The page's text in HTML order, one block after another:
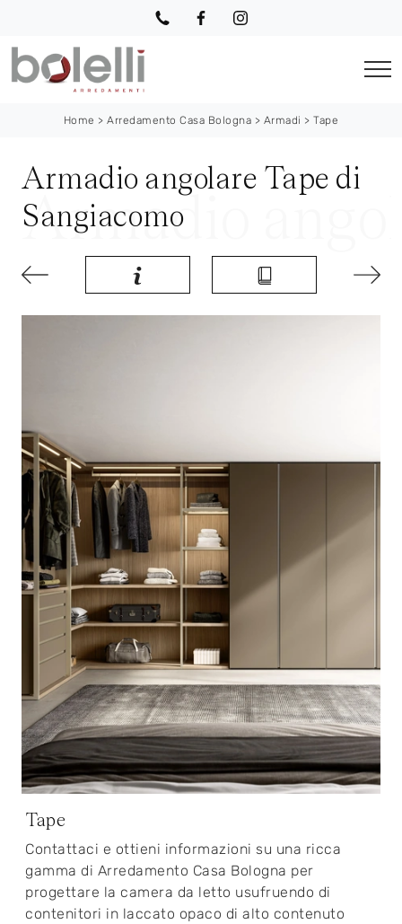
Home >Arredamento Casa Bologna > Armadi >Tape
Armadio angolare Tape di
Sangiacomo
Tape
Contattaci e ottieni informazioni su una ricca
gamma di Arredamento Casa Bologna per
progettare la camera da letto usufruendo di
contenitori in laccato opaco di alto contenuto